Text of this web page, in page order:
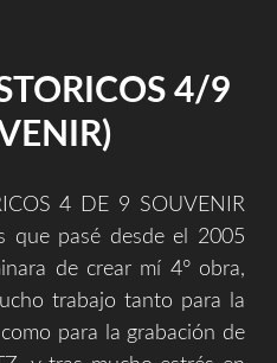
4/9
4 DE 9 SOUVENIR
que pasé desde el 2005
de crear mí 4° obra,
trabajo tanto para la
para la grabación de